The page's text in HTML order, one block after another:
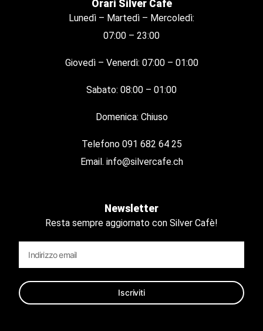
Orari Silver Cafè
Lunedì – Martedì – Mercoledì:
07:00 – 23:00
Giovedì – Venerdì: 07:00 – 01:00
Sabato: 08:00 – 01:00
Domenica: Chiuso
Telefono 091 682 64 25
Email. info@silvercafe.ch
Newsletter
Resta sempre aggiornato con Silver Cafè!
Iscriviti